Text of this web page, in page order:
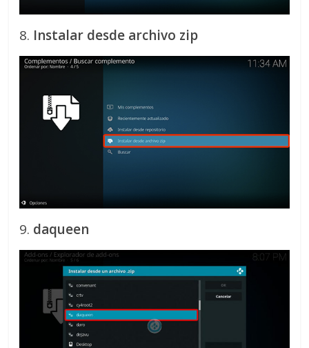
8. Instalar desde archivo zip
9. daqueen